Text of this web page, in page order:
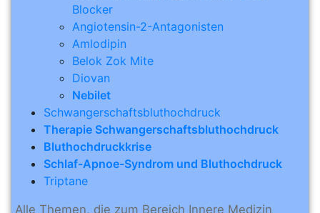
Blocker
Angiotensin-2-Antagonisten
Amlodipin
Belok Zok Mite
Diovan
Nebilet
Schwangerschaftsbluthochdruck
Therapie Schwangerschaftsbluthochdruck
Bluthochdruckkrise
Schlaf-Apnoe-Syndrom und Bluthochdruck
Triptane
Alle Themen, die zum Bereich Innere Medizin